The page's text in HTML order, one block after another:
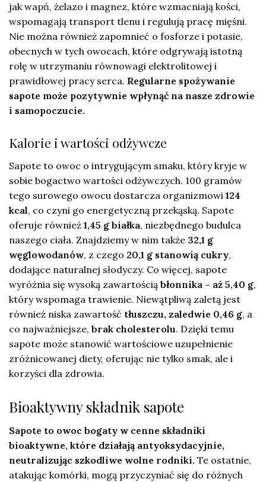
jak wapń, żelazo i magnez, które wzmacniają kości,
wspomagają transport tlenu i regulują pracę mięśni.
Nie można również zapomnieć o fosforze i potasie,
obecnych w tych owocach, które odgrywają istotną
rolę w utrzymaniu równowagi elektrolitowej i
prawidłowej pracy serca. Regularne spożywanie
sapote może pozytywnie wpłynąć na nasze zdrowie
i samopoczucie.
Kalorie i wartości odżywcze
Sapote to owoc o intrygującym smaku, który kryje w
sobie bogactwo wartości odżywczych. 100 gramów
tego surowego owocu dostarcza organizmowi124
kcal, co czyni go energetyczną przekąską. Sapote
oferuje również1,45 g białka, niezbędnego budulca
naszego ciała. Znajdziemy w nim także 32,1 g
węglowodanów, z czego 20,1 g stanowią cukry,
dodające naturalnej słodyczy. Co więcej, sapote
wyróżnia się wysoką zawartością błonnika – aż 5,40 g,
który wspomaga trawienie. Niewątpliwą zaletą jest
również niska zawartość tłuszczu, zaledwie 0,46 g, a
co najważniejsze, brak cholesterolu. Dzięki temu
sapote może stanowić wartościowe uzupełnienie
zróżnicowanej diety, oferując nie tylko smak, ale i
korzyści dla zdrowia.
Bioaktywny składnik sapote
Sapote to owoc bogaty w cenne składniki
bioaktywne, które działają antyoksydacyjnie,
neutralizując szkodliwe wolne rodniki. Te ostatnie,
atakując komórki, mogą przyczyniać się do różnych